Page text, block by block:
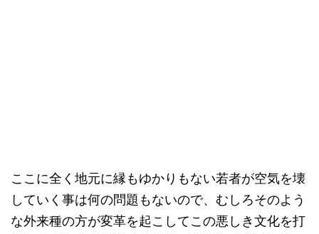
ここに全く地元に縁もゆかりもない若者が空気を壊
していく事は何の問題もないので、むしろそのよう
な外来種の方が変革を起こしてこの悪しき文化を打